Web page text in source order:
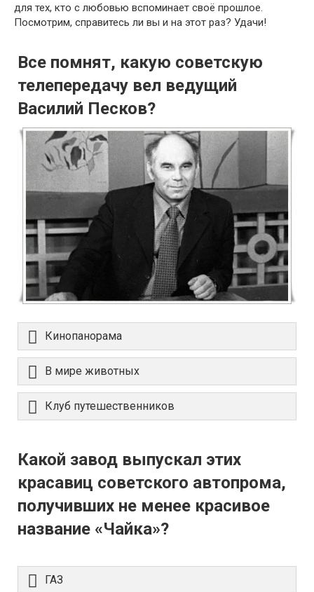
для тех, кто с любовью вспоминает своё прошлое.
Посмотрим, справитесь ли вы и на этот раз? Удачи!
Все помнят, какую советскую
телепередачу вел ведущий
Василий Песков?
Кинопанорама
В мире животных
Клуб путешественников
Какой завод выпускал этих
красавиц советского автопрома,
получивших не менее красивое
название «Чайка»?
ГАЗ